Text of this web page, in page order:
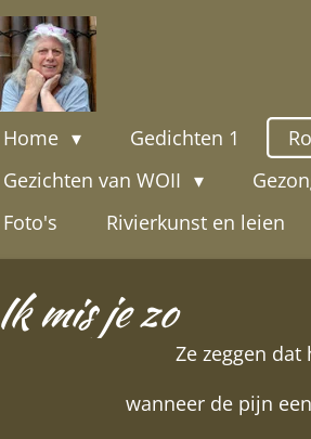
Home Gedichten 1
Gezichten van WOII
Foto's
Rivierkunst en leien
Ik mis je zo
Ze zeggen dat
wanneer de pijn